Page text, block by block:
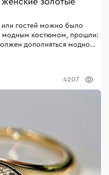
или гостей можно было
модным костюмом, прошли:
дополняться модной
и элегантно на любой
три цепочки и пять
либо эмоции, кроме
4207